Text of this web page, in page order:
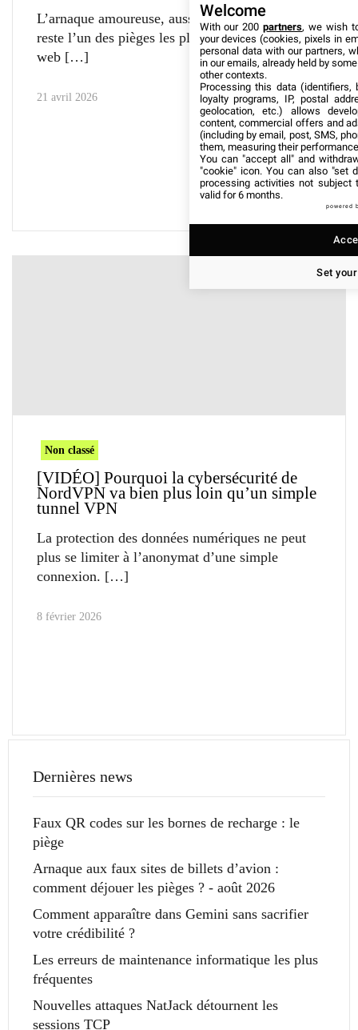
L’arnaque amoureuse, aussi appelée love scam,
reste l’un des pièges les plus dévastateurs du
web
21 avril 2026
Non classé
[VIDÉO] Pourquoi la cybersécurité de
NordVPN va bien plus loin qu’un simple
tunnel VPN
La protection des données numériques ne peut
plus se limiter à l’anonymat d’une simple
connexion.
8 février 2026
Dernières news
Faux QR codes sur les bornes de recharge : le
piège
Arnaque aux faux sites de billets d’avion :
comment déjouer les pièges ? - août 2026
Comment apparaître dans Gemini sans sacrifier
votre crédibilité ?
Les erreurs de maintenance informatique les plus
fréquentes
Nouvelles attaques NatJack détournent les
sessions TCP
Welcome
With our 200partners, we wish
your devices (cookies, pixels in
personal data with our partners,
in our emails, already held by
other contexts.
Processing this data (identifiers,
loyalty programs, IP, postal
geolocation, etc.) allows
content, commercial offers and
(including by email, post, SMS,
them, measuring their
You can "accept all" and
"cookie" icon. You can also "set
processing activities not subject
valid for 6 months.
powered
Set